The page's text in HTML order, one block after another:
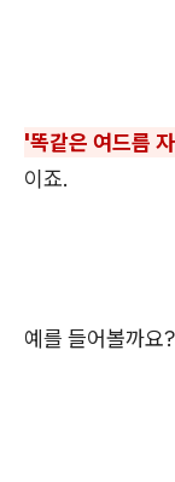
'똑같은 여드름
이죠.
예를 들어볼까요?